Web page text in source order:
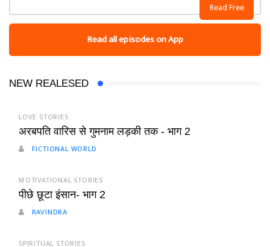
Read Free
Read all episodes on App
NEW REALESED
LOVE STORIES
अरबपति वारिस से गुमनाम लड़की तक - भाग 2
FICTIONAL WORLD
MOTIVATIONAL STORIES
पीछे छूटा इंसान- भाग 2
RAVINDRA
SPIRITUAL STORIES